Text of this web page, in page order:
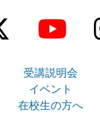
受講説明会
イベント
在校生の方へ